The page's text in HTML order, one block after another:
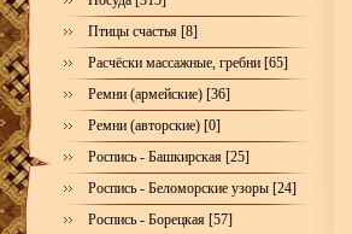
Птицы счастья [8]
Расчёски массажные, гребни [65]
Ремни (армейские) [36]
Ремни (авторские) [0]
Роспись - Башкирская [25]
Роспись - Беломорские узоры [24]
Роспись - Борецкая [57]